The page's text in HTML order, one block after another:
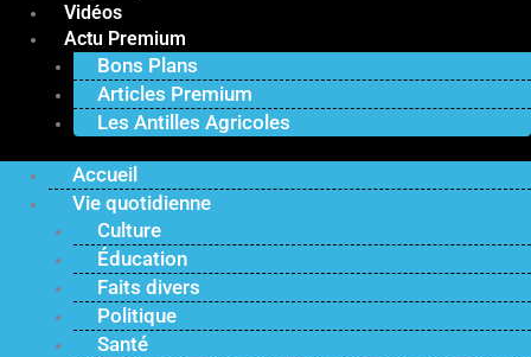
Vidéos
Actu Premium
Bons Plans
Articles Premium
Les Antilles Agricoles
Accueil
Vie quotidienne
Culture
Éducation
Faits divers
Politique
Santé